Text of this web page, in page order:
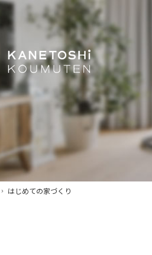
ホーム
はじめての家づくり